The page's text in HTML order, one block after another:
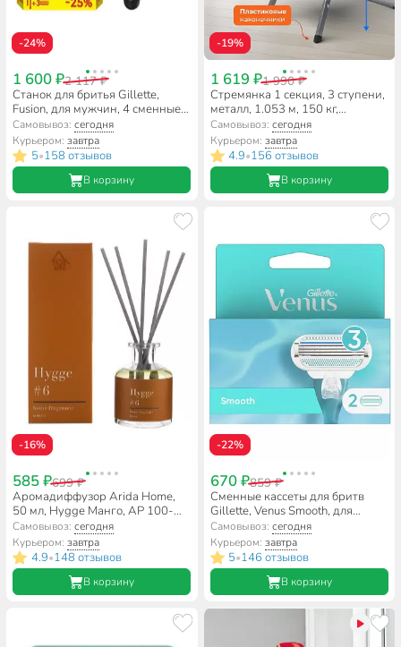
-24%
1 600 ₽2 117 ₽
Станок для бритья Gillette,
Fusion, для мужчин, 4 сменные
кассеты
Самовывоз:сегодня
Курьером:завтра
5•158 отзывов
В корзину
-19%
1 619 ₽1 990 ₽
Стремянка 1 секция, 3 ступени,
металл, 1.053 м, 150 кг,
широкая ступень, WK6018-3A
Самовывоз: сегодня
Курьером: завтра
4.9•156 отзывов
В корзину
-16%
585 ₽699 ₽
Аромадиффузор Arida Home,
50 мл, Hygge Манго, АР 100-
008
Самовывоз:сегодня
Курьером:завтра
4.9•148 отзывов
В корзину
-22%
670 ₽859 ₽
Сменные кассеты для бритв
Gillette, Venus Smooth, для
женщин, 2 шт
Самовывоз: сегодня
Курьером: завтра
5•146 отзывов
В корзину